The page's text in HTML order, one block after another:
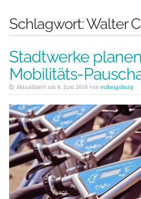
Schlagwort:Walter
Stadtwerke
Mobilitäts-
Aktualisiert am 8. Juni 2018 von vcdaugsburg